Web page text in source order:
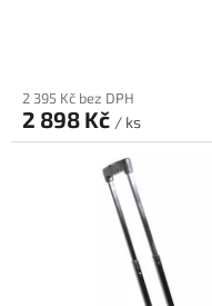
2 395 Kč bez DPH
2 898 Kč / ks